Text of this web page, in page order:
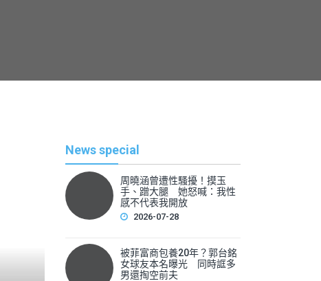
News special
周曉涵曾遭性騷擾！摸玉
手、蹭大腿 她怒喊：我性
感不代表我開放
2026-07-28
被菲富商包養20年？郭台銘
女球友本名曝光 同時誆多
男還掏空前夫